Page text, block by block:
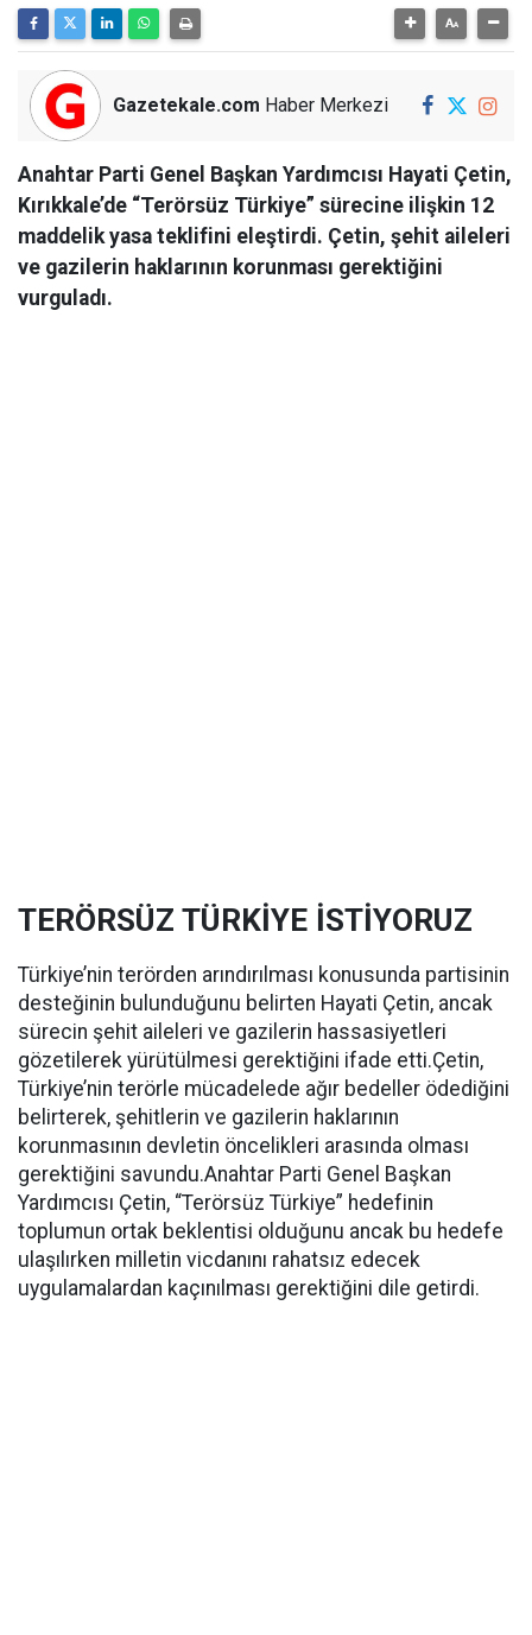
Gazetekale.com Haber Merkezi
Anahtar Parti Genel Başkan Yardımcısı Hayati Çetin,
Kırıkkale’de “Terörsüz Türkiye” sürecine ilişkin 12
maddelik yasa teklifini eleştirdi. Çetin, şehit aileleri
ve gazilerin haklarının korunması gerektiğini
vurguladı.
TERÖRSÜZ TÜRKİYE İSTİYORUZ
Türkiye’nin terörden arındırılması konusunda partisinin
desteğinin bulunduğunu belirten Hayati Çetin, ancak
sürecin şehit aileleri ve gazilerin hassasiyetleri
gözetilerek yürütülmesi gerektiğini ifade etti.Çetin,
Türkiye’nin terörle mücadelede ağır bedeller ödediğini
belirterek, şehitlerin ve gazilerin haklarının
korunmasının devletin öncelikleri arasında olması
gerektiğini savundu.Anahtar Parti Genel Başkan
Yardımcısı Çetin, “Terörsüz Türkiye” hedefinin
toplumun ortak beklentisi olduğunu ancak bu hedefe
ulaşılırken milletin vicdanını rahatsız edecek
uygulamalardan kaçınılması gerektiğini dile getirdi.